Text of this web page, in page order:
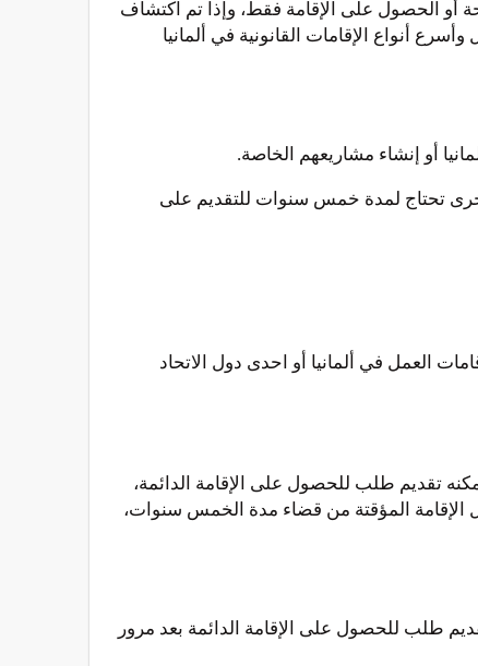
أو الحصول على الإقامة فقط، وإذا تم اكتشاف
أنواع الإقامات القانونية في ألمانيا
أو إنشاء مشاريعهم الخاصة.
تحتاج لمدة خمس سنوات للتقديم على
العمل في ألمانيا أو احدى دول الاتحاد
تقديم طلب للحصول على الإقامة الدائمة،
الإقامة المؤقتة من قضاء مدة الخمس سنوات،
طلب للحصول على الإقامة الدائمة بعد مرور